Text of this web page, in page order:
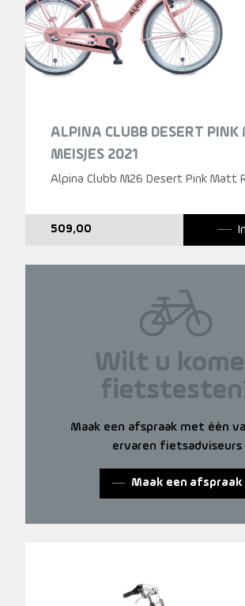
ALPINA CLUBB DESERT PINK
MEISJES 2021
Alpina Clubb M26 Desert Pink Matt
509,00
Wilt u
Maak een afspraak met één
ervaren fietsadviseurs
Maak een afspraak